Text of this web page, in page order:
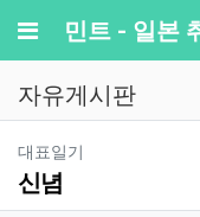
메뉴민트 - 일본
자유게시판
대표일기
신념